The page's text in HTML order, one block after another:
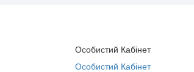
Особистий Кабінет
Особистий Кабінет